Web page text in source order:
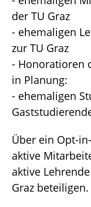
der TU Graz
- ehemaligen
zur TU Graz
- Honoratioren
in Planung:
- ehemaligen
Über ein Opt-
aktive
aktive
Graz beteiligen.